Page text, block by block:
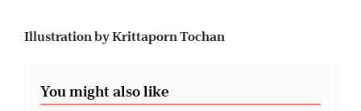
Illustration by Krittaporn Tochan
You might also like